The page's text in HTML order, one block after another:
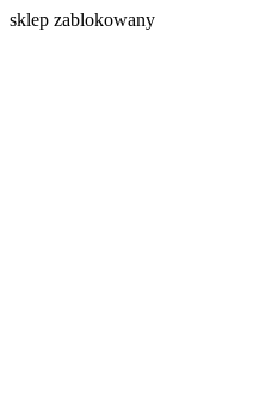
sklep zablokowany